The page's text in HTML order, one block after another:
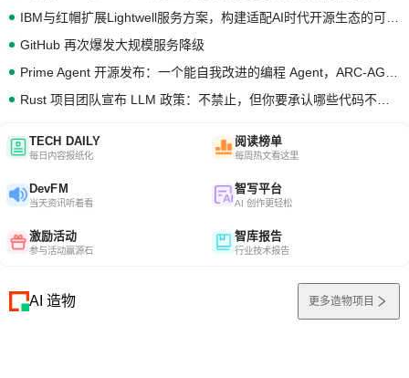
GitHub 再次爆发大规模服务降级
TECH DAILY
每日内容报纸化
阅读榜单
每周热文看这里
DevFM
当天资讯听着看
智写平台
AI 创作更轻松
激励活动
参与活动赢源石
智库报告
行业技术报告
AI 造物 更多造物项目